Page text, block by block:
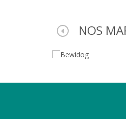
NOS